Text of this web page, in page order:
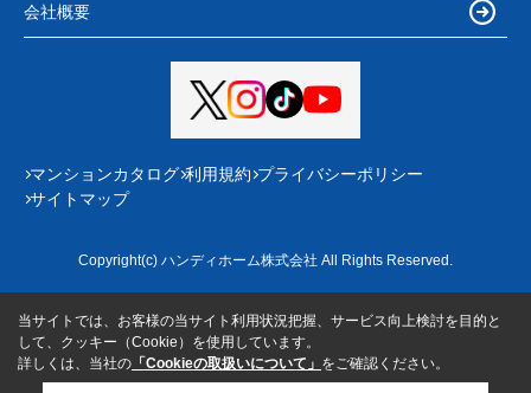
会社概要
マンションカタログ 利用規約 プライバシーポリシー
サイトマップ
Copyright(c) ハンディホーム株式会社 All Rights Reserved.
当サイトでは、お客様の当サイト利用状況把握、サービス向上検討を目的と
して、クッキー（Cookie）を使用しています。
詳しくは、当社の 「Cookieの取扱いについて」 をご確認ください。